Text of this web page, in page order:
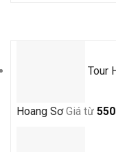
Tour
Hoang Sơ Giá từ